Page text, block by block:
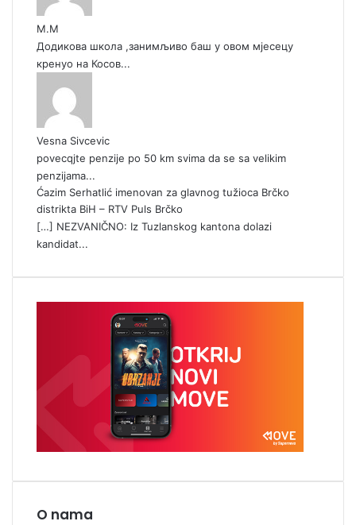
М.М
Додикова школа ,занимљиво баш у овом мјесецу
кренуо на Косов...
Vesna Sivcevic
povecqjte penzije po 50 km svima da se sa velikim
penzijama...
Ćazim Serhatlić imenovan za glavnog tužioca Brčko
distrikta BiH – RTV Puls Brčko
[…] NEZVANIČNO: Iz Tuzlanskog kantona dolazi
kandidat...
O nama